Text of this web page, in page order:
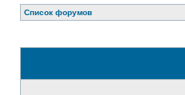
Список форумов